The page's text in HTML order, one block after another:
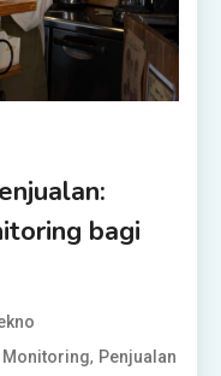
bagi
Monitoring, Penjualan